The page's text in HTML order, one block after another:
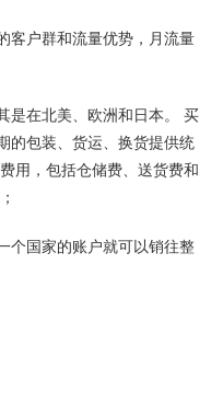
客户群和流量优势，月流量
是在北美、欧洲和日本。 买
的包装、货运、换货提供统
用，包括仓储费、送货费和
个国家的账户就可以销往整